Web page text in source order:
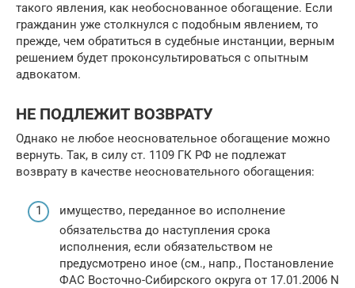
такого явления, как необоснованное обогащение. Если
гражданин уже столкнулся с подобным явлением, то
прежде, чем обратиться в судебные инстанции, верным
решением будет проконсультироваться с опытным
адвокатом.
НЕ ПОДЛЕЖИТ ВОЗВРАТУ
Однако не любое неосновательное обогащение можно
вернуть. Так, в силу ст. 1109 ГК РФ не подлежат
возврату в качестве неосновательного обогащения:
имущество, переданное во исполнение
обязательства до наступления срока
исполнения, если обязательством не
предусмотрено иное (см., напр., Постановление
ФАС Восточно-Сибирского округа от 17.01.2006 N